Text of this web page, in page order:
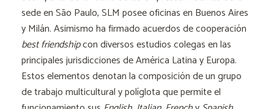
sede en São Paulo, SLM posee oficinas en Buenos Aires
y Milán. Asimismo ha firmado acuerdos de cooperación
best friendshipcon diversos estudios colegas en las
principales jurisdicciones de América Latina y Europa.
Estos elementos denotan la composición de un grupo
de trabajo multicultural y políglota que permite el